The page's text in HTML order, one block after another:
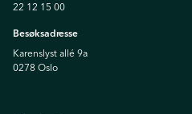
22 12 15 00
Besøksadresse
Karenslyst allé 9a
0278 Oslo